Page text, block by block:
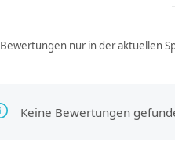
Bewertungen nur in der aktuellen
Keine Bewertungen